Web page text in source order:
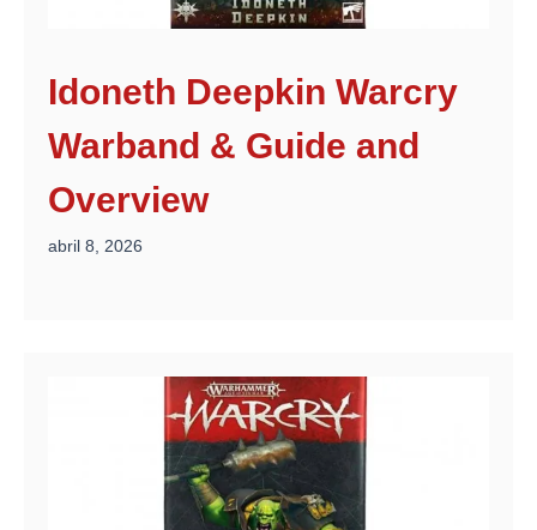
Idoneth Deepkin Warcry
Warband & Guide and
Overview
abril 8, 2026